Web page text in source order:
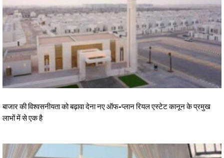
बाजार की विश्वसनीयता को बढ़ावा देना नए ऑफ-प्लान रियल एस्टेट कानून के प्रमुख
लाभों में से एक है